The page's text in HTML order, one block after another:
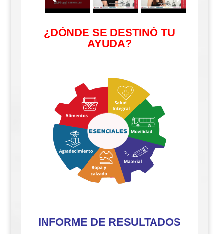
¿DÓNDE SE DESTINÓ TU
AYUDA?
INFORME DE RESULTADOS